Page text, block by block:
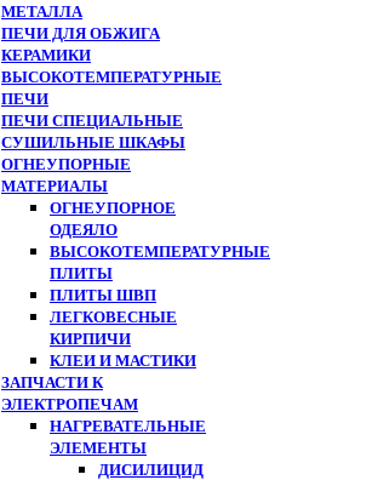
МЕТАЛЛА
ПЕЧИ ДЛЯ ОБЖИГА
КЕРАМИКИ
ВЫСОКОТЕМПЕРАТУРНЫЕ
ПЕЧИ
ПЕЧИ СПЕЦИАЛЬНЫЕ
СУШИЛЬНЫЕ ШКАФЫ
ОГНЕУПОРНЫЕ
МАТЕРИАЛЫ
ОГНЕУПОРНОЕ
ОДЕЯЛО
ВЫСОКОТЕМПЕРАТУРНЫЕ
ПЛИТЫ
ПЛИТЫ ШВП
ЛЕГКОВЕСНЫЕ
КИРПИЧИ
КЛЕИ И МАСТИКИ
ЗАПЧАСТИ К
ЭЛЕКТРОПЕЧАМ
НАГРЕВАТЕЛЬНЫЕ
ЭЛЕМЕНТЫ
ДИСИЛИЦИД